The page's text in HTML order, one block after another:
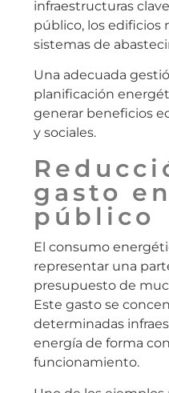
infraestructuras
público, los edificios
sistemas de
Una adecuada
planificación
generar beneficios
y sociales.
gasto
público
El consumo
representar una
presupuesto de
Este gasto se
determinadas
energía de forma
funcionamiento.